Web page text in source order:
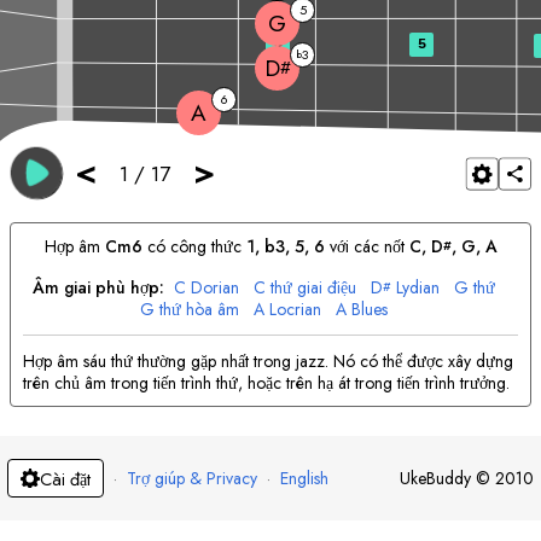
< 1 / 17 >
A 6
D#
b3
G 5
3 5
Hợp âm Cm6 có công thức 1, b3, 5, 6 với các nốt C, D#, G, A
Âm giai phù hợp: C Dorian C thứ giai điệu D# Lydian G thứ
G thứ hòa âm A Locrian A Blues
Hợp âm sáu thứ thường gặp nhất trong jazz. Nó có thể được xây dựng
trên chủ âm trong tiến trình thứ, hoặc trên hạ át trong tiến trình trưởng.
Cài đặt · Trợ giúp & Privacy · English UkeBuddy © 2010